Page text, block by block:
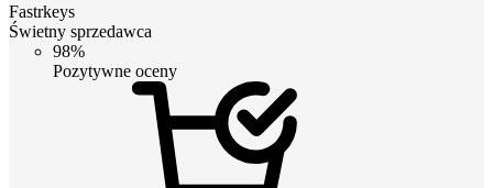
Fastrkeys
Świetny sprzedawca
98%
Pozytywne oceny